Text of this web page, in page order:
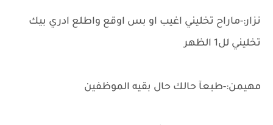
نزار:-ماراح تخليني اغيب او بس اوقع واطلع ادري بيك
تخليني لل1 الظهر
مهيمن:-طبعآ حالك حال بقيه الموظفين